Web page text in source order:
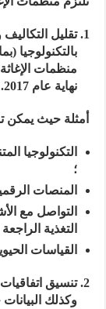
تقليل
بالتكنولوجيا
منظمات
نهاية عام 2017.
أمثلة حيث يمكن
التكنولوجيا
؛
المنصات
التواصل مع
التغذية
القياسات
تنسيق
وكذلك